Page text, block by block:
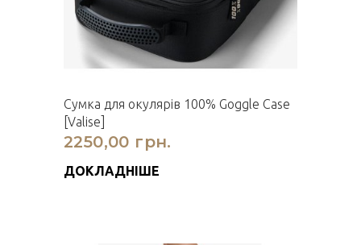
Сумка для окулярів 100% Goggle Case
[Valise]
2250,00 грн.
ДОКЛАДНІШЕ